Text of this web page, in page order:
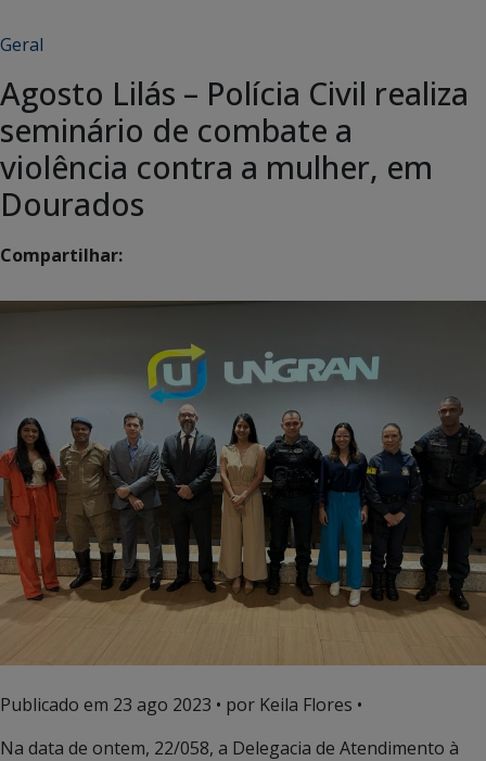
Geral
Agosto Lilás – Polícia Civil realiza
seminário de combate a
violência contra a mulher, em
Dourados
Compartilhar:
Publicado em 23 ago 2023 • por Keila Flores •
Na data de ontem, 22/058, a Delegacia de Atendimento à